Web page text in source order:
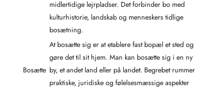
midlertidige lejrpladser. Det forbinder bo med
kulturhistorie, landskab og menneskers tidlige
bosætning.
Bosætte
At bosætte sig er at etablere fast bopæl et sted og
gøre det til sit hjem. Man kan bosætte sig i en ny
by, et andet land eller på landet. Begrebet rummer
praktiske, juridiske og følelsesmæssige aspekter